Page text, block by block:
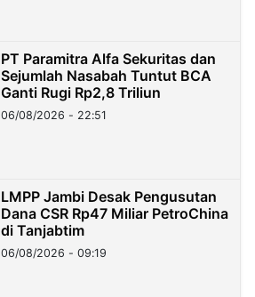
PT Paramitra Alfa Sekuritas dan
Sejumlah Nasabah Tuntut BCA
Ganti Rugi Rp2,8 Triliun
06/08/2026 - 22:51
LMPP Jambi Desak Pengusutan
Dana CSR Rp47 Miliar PetroChina
di Tanjabtim
06/08/2026 - 09:19